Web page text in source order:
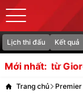
Lịch thi đấu Kết quả
Mới nhất:
Scalvini
Trang chủ